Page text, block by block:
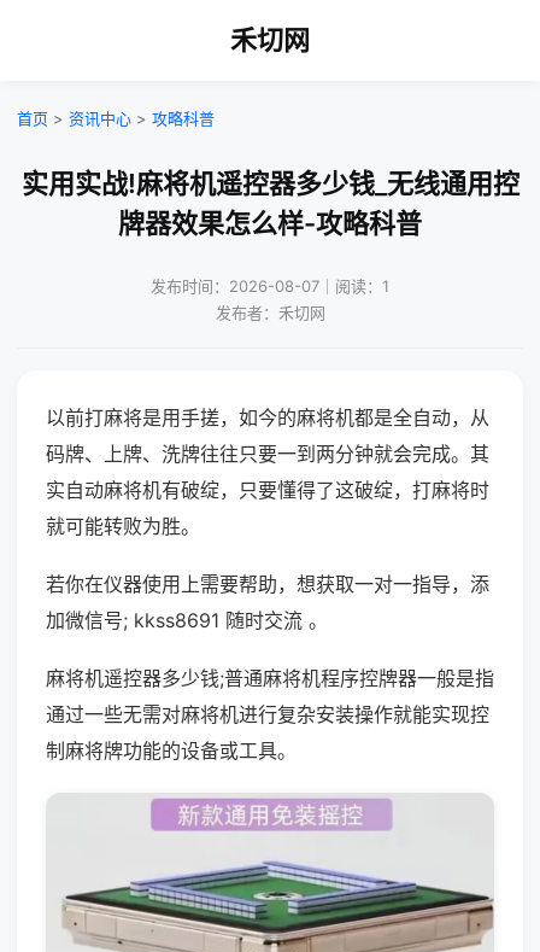
禾切网
首页 > 资讯中心 > 攻略科普
实用实战!麻将机遥控器多少钱_无线通用控
牌器效果怎么样-攻略科普
发布时间：2026-08-07｜阅读：1
发布者：禾切网
以前打麻将是用手搓，如今的麻将机都是全自动，从
码牌、上牌、洗牌往往只要一到两分钟就会完成。其
实自动麻将机有破绽，只要懂得了这破绽，打麻将时
就可能转败为胜。
若你在仪器使用上需要帮助，想获取一对一指导，添
加微信号; kkss8691 随时交流 。
麻将机遥控器多少钱;普通麻将机程序控牌器一般是指
通过一些无需对麻将机进行复杂安装操作就能实现控
制麻将牌功能的设备或工具。